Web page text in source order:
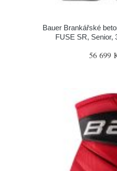
Bauer Brankářské
FUSE SR, Senior,
56 699